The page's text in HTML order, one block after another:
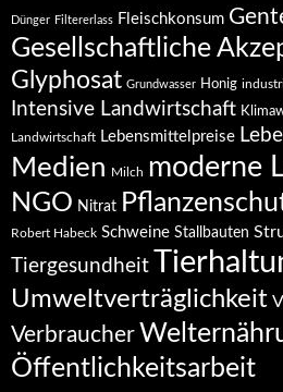
Dünger Filtererlass Fleischkonsum
Gesellschaftliche
Glyphosat Grundwasser Honig
Intensive Landwirtschaft
Landwirtschaft Lebensmittelpreise
Medien Milch moderne
NGO Nitrat
Robert Habeck Schweine Stallbauten
Tiergesundheit
Umweltverträglichkeit
Verbraucher
Öffentlichkeitsarbeit